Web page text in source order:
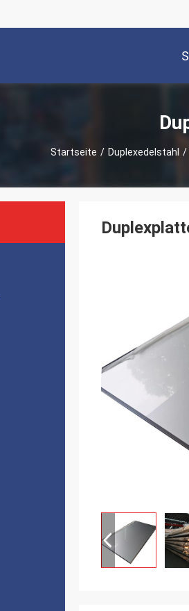
Startseite / Duplexedelstahl /